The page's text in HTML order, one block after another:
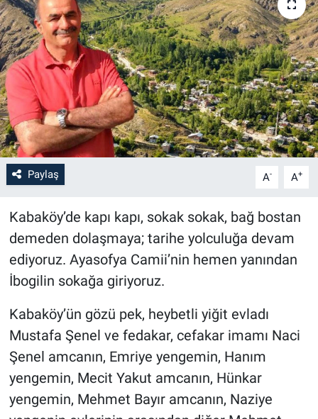
Paylaş A- A+
Kabaköy’de kapı kapı, sokak sokak, bağ bostan
demeden dolaşmaya; tarihe yolculuğa devam
ediyoruz. Ayasofya Camii’nin hemen yanından
İbogilin sokağa giriyoruz.
Kabaköy’ün gözü pek, heybetli yiğit evladı
Mustafa Şenel ve fedakar, cefakar imamı Naci
Şenel amcanın, Emriye yengemin, Hanım
yengemin, Mecit Yakut amcanın, Hünkar
yengemin, Mehmet Bayır amcanın, Naziye